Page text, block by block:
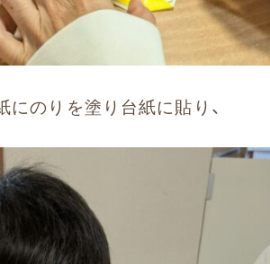
にのりを塗り台紙に貼り、